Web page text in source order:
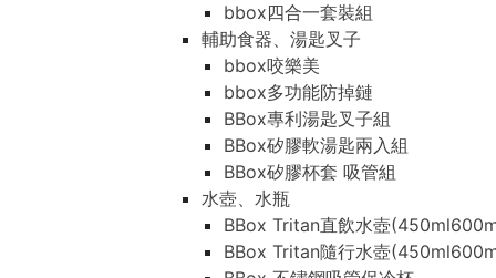
bbox四合一套裝組
輔助食器、湯匙叉子
bbox咬樂美
bbox多功能防掉鏈
BBox專利湯匙叉子組
BBox矽膠軟湯匙兩入組
BBox矽膠杯套 吸管組
水壺、水瓶
BBox Tritan直飲水壺
BBox Tritan隨行水壺